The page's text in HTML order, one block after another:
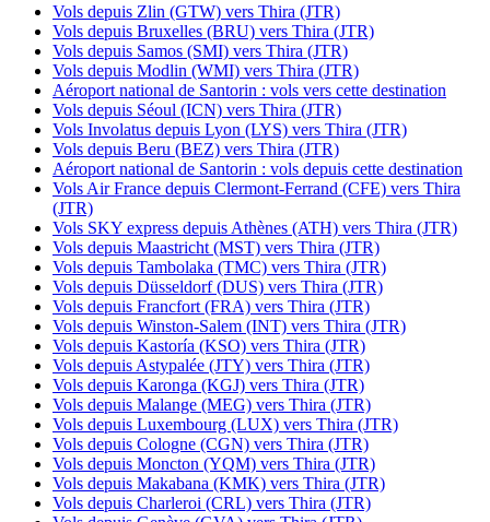
Vols depuis Zlin (GTW) vers Thira (JTR)
Vols depuis Bruxelles (BRU) vers Thira (JTR)
Vols depuis Samos (SMI) vers Thira (JTR)
Vols depuis Modlin (WMI) vers Thira (JTR)
Aéroport national de Santorin : vols vers cette destination
Vols depuis Séoul (ICN) vers Thira (JTR)
Vols Involatus depuis Lyon (LYS) vers Thira (JTR)
Vols depuis Beru (BEZ) vers Thira (JTR)
Aéroport national de Santorin : vols depuis cette destination
Vols Air France depuis Clermont-Ferrand (CFE) vers Thira
(JTR)
Vols SKY express depuis Athènes (ATH) vers Thira (JTR)
Vols depuis Maastricht (MST) vers Thira (JTR)
Vols depuis Tambolaka (TMC) vers Thira (JTR)
Vols depuis Düsseldorf (DUS) vers Thira (JTR)
Vols depuis Francfort (FRA) vers Thira (JTR)
Vols depuis Winston-Salem (INT) vers Thira (JTR)
Vols depuis Kastoría (KSO) vers Thira (JTR)
Vols depuis Astypalée (JTY) vers Thira (JTR)
Vols depuis Karonga (KGJ) vers Thira (JTR)
Vols depuis Malange (MEG) vers Thira (JTR)
Vols depuis Luxembourg (LUX) vers Thira (JTR)
Vols depuis Cologne (CGN) vers Thira (JTR)
Vols depuis Moncton (YQM) vers Thira (JTR)
Vols depuis Makabana (KMK) vers Thira (JTR)
Vols depuis Charleroi (CRL) vers Thira (JTR)